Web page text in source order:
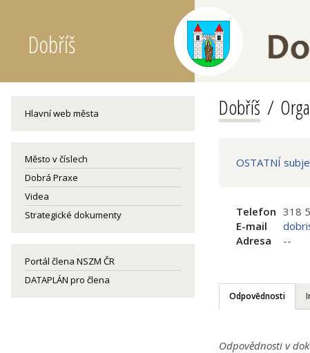
Dobříš
Hlavní web města
Město v číslech
Dobrá Praxe
Videa
Strategické dokumenty
Portál člena NSZM ČR
DATAPLÁN pro člena
Dobříš
OSTATNÍ
Telefon 318
E-mail
Adresa
--
Odpovědnosti
Odpovědnosti v